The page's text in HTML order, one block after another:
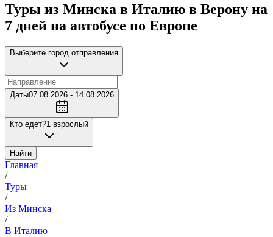
Туры из Минска в Италию в Верону на
7 дней на автобусе по Европе
Выберите город отправления
Даты07.08.2026 - 14.08.2026
Кто едет?1 взрослый
Найти
Главная
/
Туры
/
Из Минска
/
В Италию